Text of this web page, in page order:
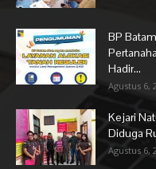
BP
Hadir...
Agustus 6,
Kejari
Diduga
Agustus 6,